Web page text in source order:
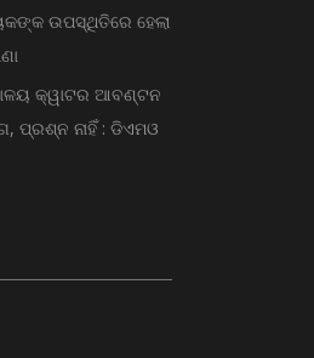
ଉପସ୍ଥିତିରେ ହେଲା
କ୍ୱାଟର ଆବଣ୍ଟନ
ପ୍ରଶ୍ନ ନାହିଁ : ଡିଏମଓ